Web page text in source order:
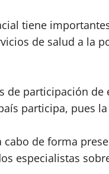
tiene
de salud a la
participación
participa, pues
cabo de forma
especialistas